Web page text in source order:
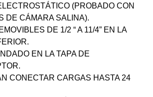
(PROBADO CON
DE CÁMARA SALINA).
DE 1/2 “ A 11/4” EN LA
EN LA TAPA DE
CONECTAR CARGAS HASTA 24